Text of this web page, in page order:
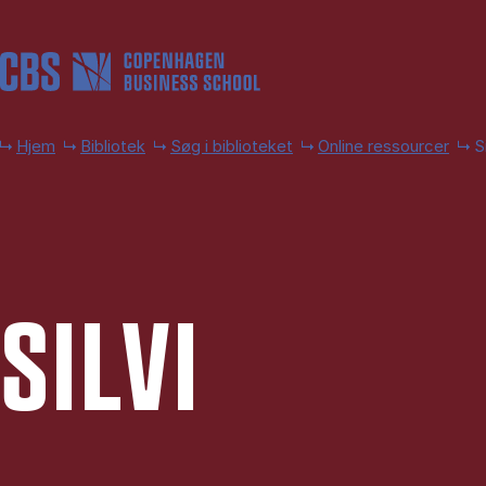
Hjem Bibliotek Søg i biblioteket Online ressourcer
SIL­VI